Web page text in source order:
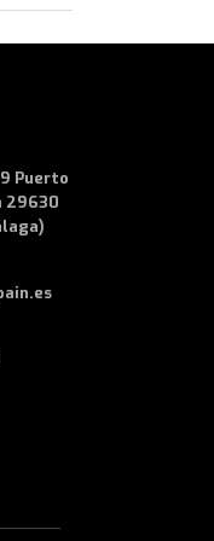
Puerto
29630